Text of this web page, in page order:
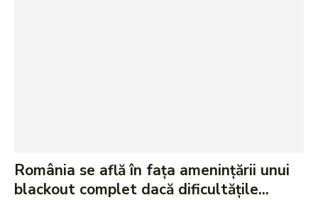
România se află în fața amenințării unui
blackout complet dacă dificultățile...